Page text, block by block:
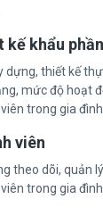
kế khẩu phần
dựng, thiết kế
mức độ hoạt
trong gia đình.
viên
theo dõi, quản
trong gia